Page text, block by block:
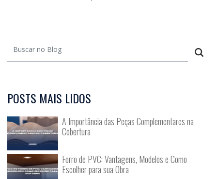
POSTS MAIS LIDOS
A Importância das Peças Complementares na
Cobertura
Forro de PVC: Vantagens, Modelos e Como
Escolher para sua Obra